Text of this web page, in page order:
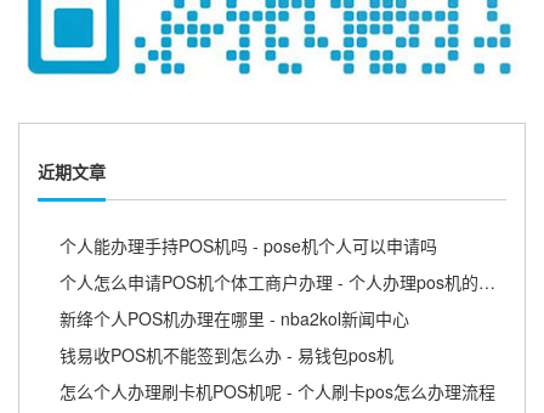
近期文章
个人能办理手持POS机吗 - pose机个人可以申请吗
个人怎么申请POS机个体工商户办理 - 个人办理pos机的流程
新绛个人POS机办理在哪里 - nba2kol新闻中心
钱易收POS机不能签到怎么办 - 易钱包pos机
怎么个人办理刷卡机POS机呢 - 个人刷卡pos怎么办理流程